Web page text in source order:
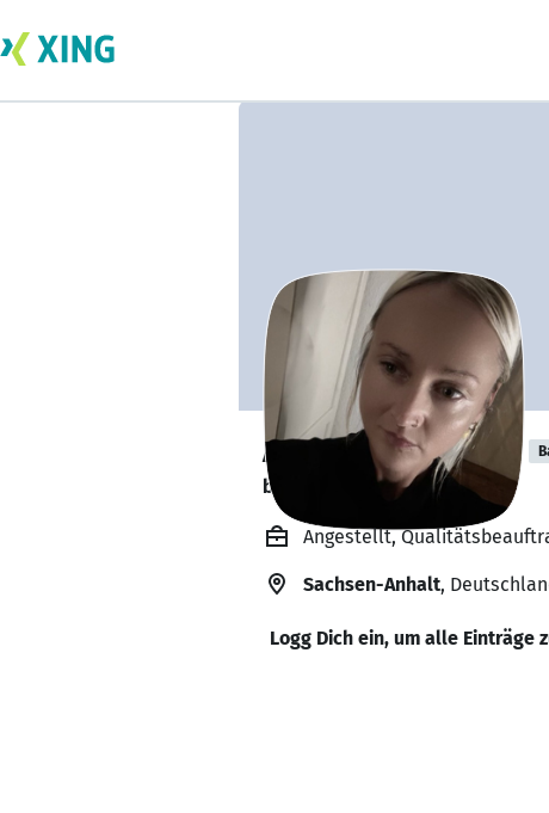
Alexandra Runge
bildet sich zurzeit weiter. 🎓
Angestellt,
Sachsen-Anhalt,
Logg Dich ein, um alle Einträge